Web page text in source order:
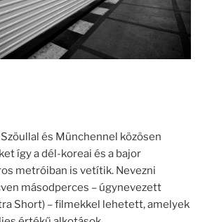
és Münchennel közösen
így a dél-koreai és a bajor
metróiban is vetítik. Nevezni
másodperces – úgynevezett
Short) – filmekkel lehetett, amelyek